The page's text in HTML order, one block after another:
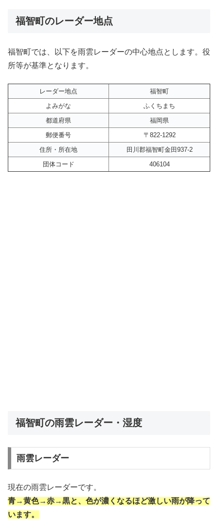
福智町のレーダー地点
福智町では、以下を雨雲レーダーの中心地点とします。役
所等が基準となります。
レーダー地点
福智町
よみがな
ふくちまち
都道府県
福岡県
郵便番号
〒822-1292
住所・所在地
田川郡福智町金田937-2
団体コード
406104
福智町の雨雲レーダー・湿度
雨雲レーダー
現在の雨雲レーダーです。
青→黄色→赤→黒と、色が濃くなるほど激しい雨が降って
います。